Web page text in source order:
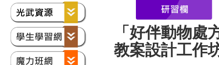
「好伴動物
教案設計工作